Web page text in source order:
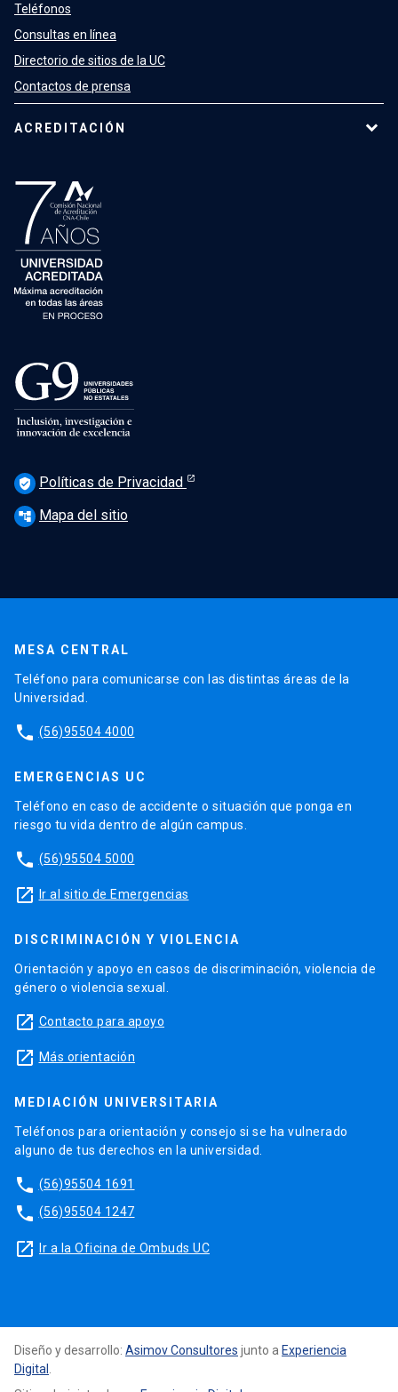
Teléfonos
Consultas en línea
Directorio de sitios de la UC
Contactos de prensa
ACREDITACIÓN
verified_user Políticas de Privacidad
account_tree Mapa del sitio
MESA CENTRAL
Teléfono para comunicarse con las distintas áreas de la
Universidad.
phone (56)95504 4000
EMERGENCIAS UC
Teléfono en caso de accidente o situación que ponga en
riesgo tu vida dentro de algún campus.
phone (56)95504 5000
launch Ir al sitio de Emergencias
DISCRIMINACIÓN Y VIOLENCIA
Orientación y apoyo en casos de discriminación, violencia de
género o violencia sexual.
launch Contacto para apoyo
launch Más orientación
MEDIACIÓN UNIVERSITARIA
Teléfonos para orientación y consejo si se ha vulnerado
alguno de tus derechos en la universidad.
phone (56)95504 1691
phone (56)95504 1247
launch Ir a la Oficina de Ombuds UC
Diseño y desarrollo: Asimov Consultores junto a Experiencia
Digital